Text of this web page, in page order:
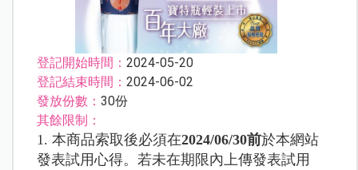
登記開始時間： 2024-05-20
登記結束時間： 2024-06-02
發放份數： 30份
其餘限制：
1. 本商品索取後必須在2024/06/30前於本網站
發表試用心得。若未在期限內上傳發表試用